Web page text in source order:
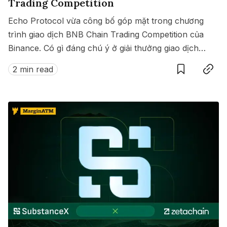
Trading Competition
Echo Protocol vừa công bố góp mặt trong chương
trình giao dịch BNB Chain Trading Competition của
Binance. Có gì đáng chú ý ở giải thưởng giao dịch
này?
2 min read
SaveCopy link